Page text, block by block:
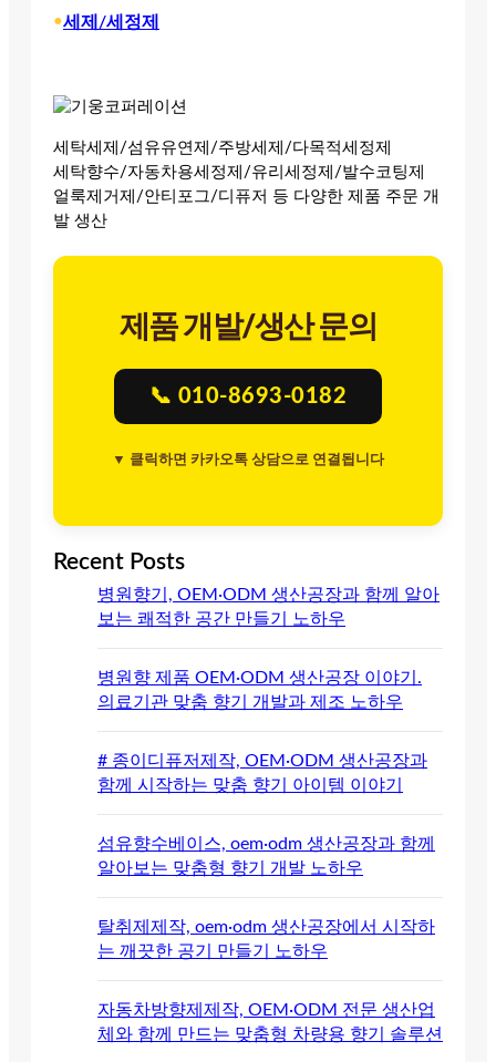
•세제/세정제
세탁세제/섬유유연제/주방세제/다목적세정제
세탁향수/자동차용세정제/유리세정제/발수코팅제
얼룩제거제/안티포그/디퓨저 등 다양한 제품 주문 개
발 생산
제품 개발/생산 문의
📞 010-8693-0182
▼ 클릭하면 카카오톡 상담으로 연결됩니다
Recent Posts
병원향기, OEM·ODM 생산공장과 함께 알아
보는 쾌적한 공간 만들기 노하우
병원향 제품 OEM·ODM 생산공장 이야기.
의료기관 맞춤 향기 개발과 제조 노하우
# 종이디퓨저제작, OEM·ODM 생산공장과
함께 시작하는 맞춤 향기 아이템 이야기
섬유향수베이스, oem·odm 생산공장과 함께
알아보는 맞춤형 향기 개발 노하우
탈취제제작, oem·odm 생산공장에서 시작하
는 깨끗한 공기 만들기 노하우
자동차방향제제작, OEM·ODM 전문 생산업
체와 함께 만드는 맞춤형 차량용 향기 솔루션